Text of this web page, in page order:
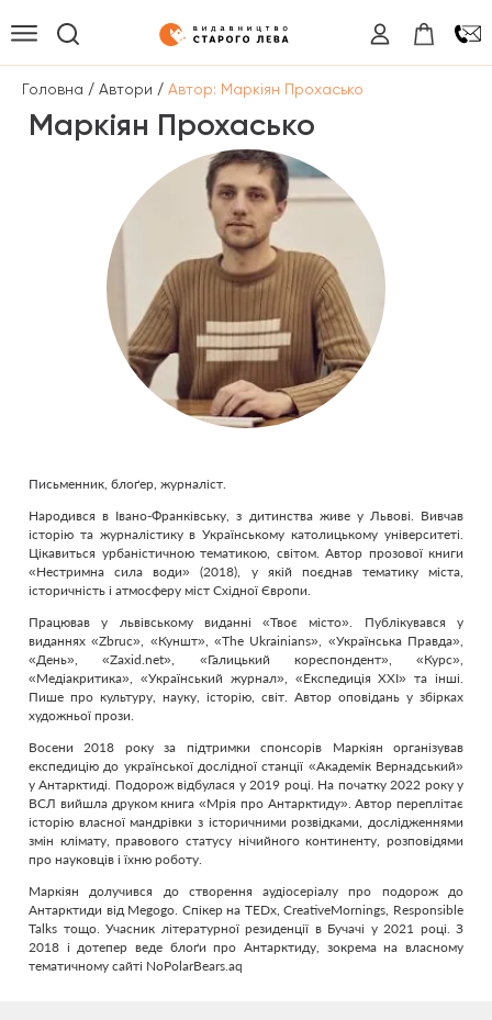
Головна / Автори / Автор: Маркіян Прохасько
Маркіян Прохасько
Письменник, блоґер, журналіст.
Народився в Івано-Франківську, з дитинства живе у Львові. Вивчав
історію та журналістику в Українському католицькому університеті.
Цікавиться урбаністичною тематикою, світом. Автор прозової книги
«Нестримна сила води» (2018), у якій поєднав тематику міста,
історичність і атмосферу міст Східної Європи.
Працював у львівському виданні «Твоє місто». Публікувався у
виданнях «Zbruc», «Куншт», «The Ukrainians», «Українська Правда»,
«День», «Zaxid.net», «Галицький кореспондент», «Курс»,
«Медіакритика», «Український журнал», «Експедиція ХХІ» та інші.
Пише про культуру, науку, історію, світ. Автор оповідань у збірках
художньої прози.
Восени 2018 року за підтримки спонсорів Маркіян організував
експедицію до української дослідної станції «Академік Вернадський»
у Антарктиді. Подорож відбулася у 2019 році. На початку 2022 року у
ВСЛ вийшла друком книга «Мрія про Антарктиду». Автор переплітає
історію власної мандрівки з історичними розвідками, дослідженнями
змін клімату, правового статусу нічийного континенту, розповідями
про науковців і їхню роботу.
Маркіян долучився до створенняаудіосеріалу про подорож до
Антарктиди від Megogo. Спікер на TEDx, CreativeMornings, Responsible
Talks тощо. Учасник літературної резиденції в Бучачі у 2021 році. З
2018 і дотепер веде блоґи про Антарктиду, зокрема на власному
тематичному сайті NoPolarBears.aq